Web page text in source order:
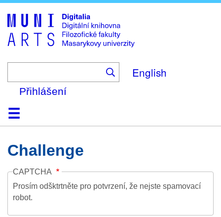
to
main
content
English
Přihlášení
DomůKolekce
Prohlížení
Vyhledávání
O platformě
Nápověda
KontaktDigitalia
Challenge
CAPTCHA
Prosím odšktrtněte pro potvrzení, že nejste spamovací
robot.